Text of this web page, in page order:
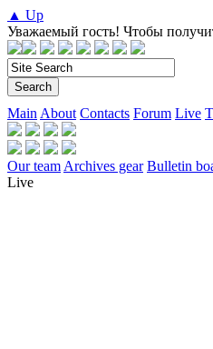
▲ Up
Уважаемый гость! Чтобы
Main About Contacts Forum Live
Our team Archives gear Bulletin
Live